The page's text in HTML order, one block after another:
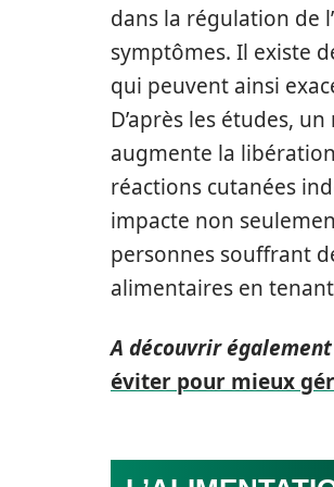
dans la régulation de
symptômes. Il existe
qui peuvent ainsi
D’après les études,
augmente la
réactions cutanées
impacte non
personnes souffrant
alimentaires en
A découvrir
éviter pour mieux